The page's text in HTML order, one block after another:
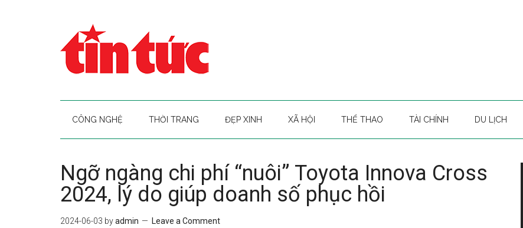
CÔNG NGHỆ THỜI TRANG ĐẸP XINH XÃ HỘI THỂ THAO TÀI CHÍNH DU LỊCH
Ngỡ ngàng chi phí “nuôi” Toyota Innova Cross
2024, lý do giúp doanh số phục hồi
2024-06-03 byadmin Leave a Comment